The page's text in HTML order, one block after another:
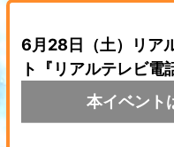
6月28日（土）リア
ト『リアルテレビ電
本イベント